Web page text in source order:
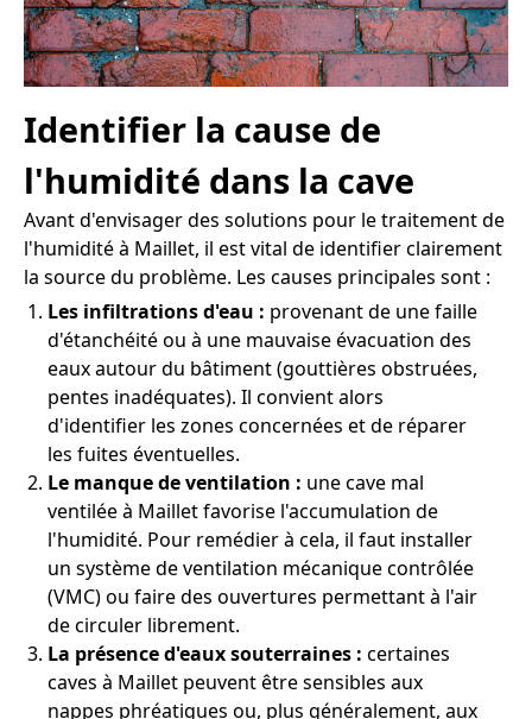
Identifier la cause de
l'humidité dans la cave
Avant d'envisager des solutions pour le traitement de
l'humidité à Maillet, il est vital de identifier clairement
la source du problème. Les causes principales sont :
Les infiltrations d'eau : provenant de une faille
d'étanchéité ou à une mauvaise évacuation des
eaux autour du bâtiment (gouttières obstruées,
pentes inadéquates). Il convient alors
d'identifier les zones concernées et de réparer
les fuites éventuelles.
Le manque de ventilation : une cave mal
ventilée à Maillet favorise l'accumulation de
l'humidité. Pour remédier à cela, il faut installer
un système de ventilation mécanique contrôlée
(VMC) ou faire des ouvertures permettant à l'air
de circuler librement.
La présence d'eaux souterraines : certaines
caves à Maillet peuvent être sensibles aux
nappes phréatiques ou, plus généralement, aux